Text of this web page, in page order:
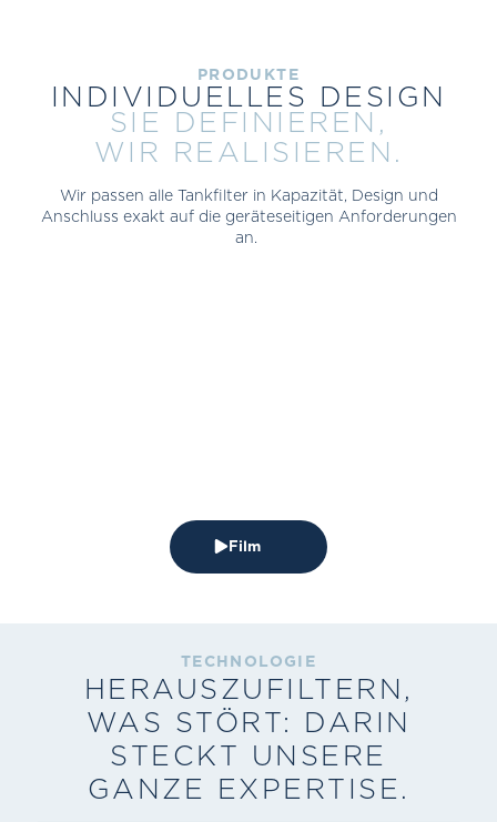
PRODUKTE
INDIVIDUELLES DESIGN
SIE DEFINIEREN,
WIR REALISIEREN.
Wir passen alle Tankfilter in Kapazität, Design und
Anschluss exakt auf die geräteseitigen Anforderungen
an.
Film
TECHNOLOGIE
HERAUSZU­FILTERN,
WAS STÖRT: DARIN
STECKT UNSERE
GANZE EXPERTISE.